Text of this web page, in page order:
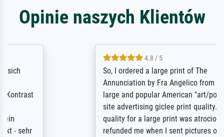
Opinie naszych Klientów
So, I ordered a large print of The
Annunciation by Fra Angelico from a very
large and popular American "art/poster"
site advertising giclee print quality. The
quality for a large print was atrocious. They
refunded me when I sent pictures of the